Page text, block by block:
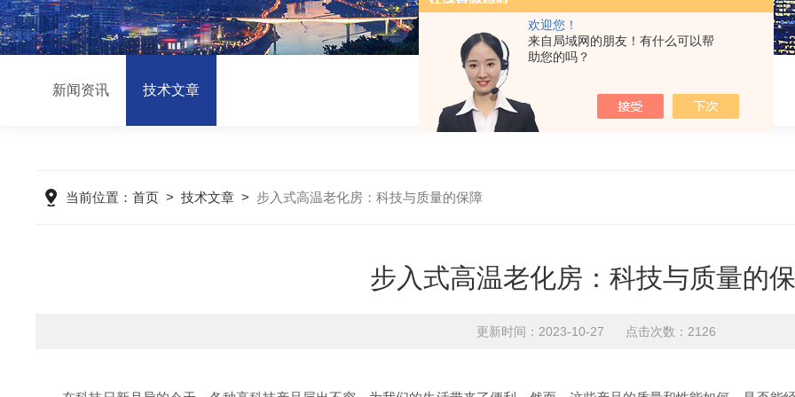
欢迎您！
来自局域网的朋友！有什么可以帮
助您的吗？
新闻资讯 技术文章
当前位置：首页 >技术文章 > 步入式高温老化房：科技与质量的保障
步入式高温老化房：科技与质量的
更新时间：2023-10-27 点击次数：2126